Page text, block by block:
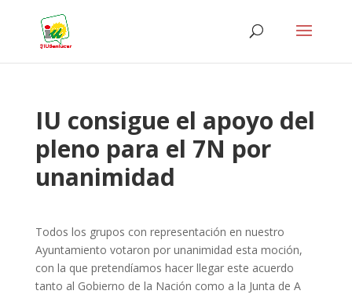
IU consigue el apoyo del
pleno para el 7N por
unanimidad
Todos los grupos con representación en nuestro
Ayuntamiento votaron por unanimidad esta moción,
con la que pretendíamos hacer llegar este acuerdo
tanto al Gobierno de la Nación como a la Junta de A